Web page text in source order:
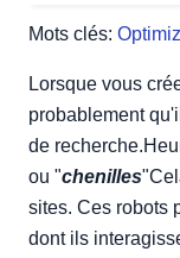
Mots clés:
Permettre à tous
Bloquer tout
Définir le délai
Lorsque vous
probablement
de
ou "chenilles
sites. Ces robots
dont ils